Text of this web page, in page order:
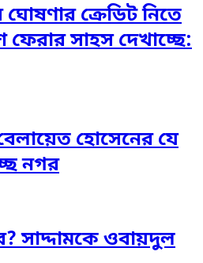
ক্রেডিট নিতে
ফেরার সাহস দেখাচ্ছে:
হোসেনের যে
নগর
সাদ্দামকে ওবায়দুল